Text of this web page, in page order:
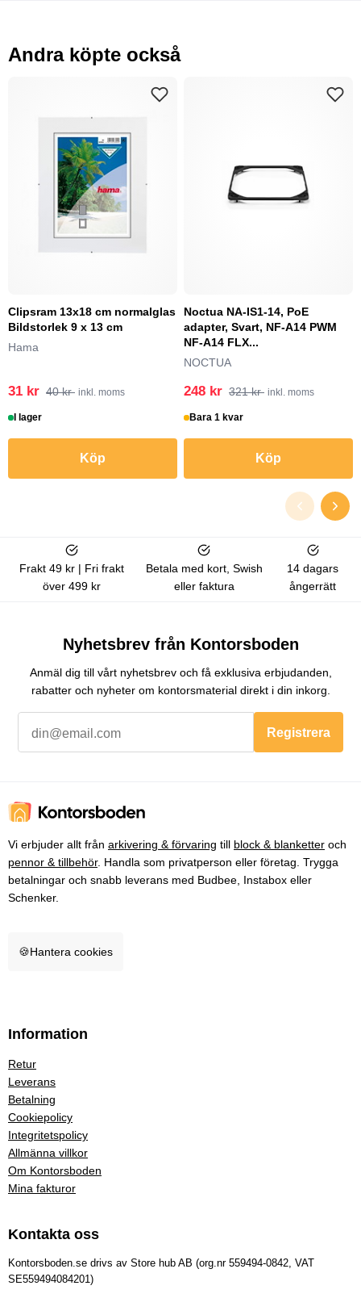
Andra köpte också
Clipsram 13x18 cm normalglas
Bildstorlek 9 x 13 cm
Hama
31 kr 40 kr inkl. moms
I lager
Köp
Noctua NA-IS1-14, PoE
adapter, Svart, NF-A14 PWM
NF-A14 FLX...
NOCTUA
248 kr 321 kr inkl. moms
Bara 1 kvar
Köp
Frakt 49 kr | Fri frakt
över 499 kr
Betala med kort, Swish
eller faktura
14 dagars
ångerrätt
Nyhetsbrev från Kontorsboden
Anmäl dig till vårt nyhetsbrev och få exklusiva erbjudanden,
rabatter och nyheter om kontorsmaterial direkt i din inkorg.
Registrera
Vi erbjuder allt från arkivering & förvaring till block & blanketter och
pennor & tillbehör. Handla som privatperson eller företag. Trygga
betalningar och snabb leverans med Budbee, Instabox eller
Schenker.
🍪Hantera cookies
Information
Retur
Leverans
Betalning
Cookiepolicy
Integritetspolicy
Allmänna villkor
Om Kontorsboden
Mina fakturor
Kontakta oss
Kontorsboden.se drivs av Store hub AB (org.nr 559494-0842, VAT
SE559494084201)